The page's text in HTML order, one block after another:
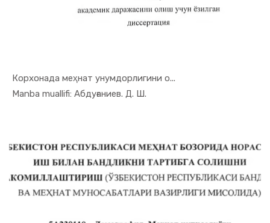
Корхонада меҳнат унумдорлигини о...
Manba muallifi: Абдуғаниев. Д. Ш.
In Demogra...